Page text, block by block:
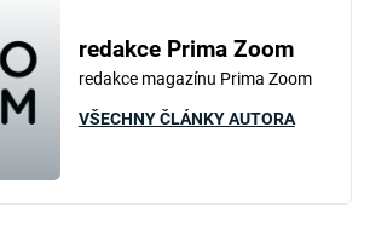
redakce Prima Zoom
redakce magazínu Prima Zoom
VŠECHNY ČLÁNKY AUTORA